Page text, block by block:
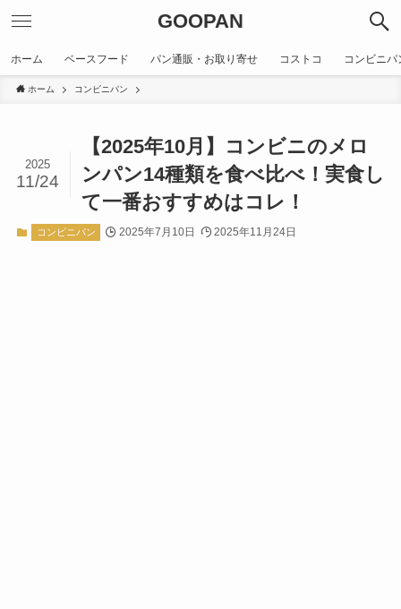
GOOPAN
ホーム ベースフード パン通販・お取り寄せ コストコ コンビニパ
ホーム コンビニパン
【2025年10月】コンビニのメロ
ンパン14種類を食べ比べ！実食し
て一番おすすめはコレ！
2025
11/24
コンビニパン 2025年7月10日 2025年11月24日